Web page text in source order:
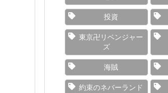
投資
東京卍リベンジャー
ズ
海賊
約束のネバーランド